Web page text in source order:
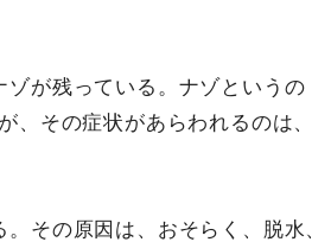
が残っている。ナゾというの
、その症状があらわれるのは、
その原因は、おそらく、脱水、